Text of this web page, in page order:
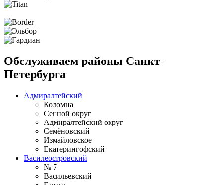
Обслуживаем районы Санкт-
Петербурга
Адмиралтейский
Коломна
Сенной округ
Адмиралтейский округ
Семёновский
Измайловское
Екатерингофский
Василеостровский
№ 7
Васильевский